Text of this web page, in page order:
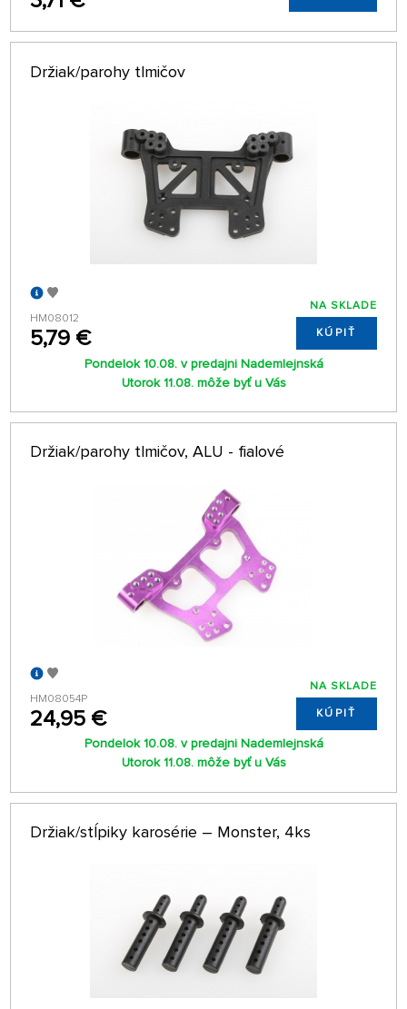
Držiak/parohy tlmičov
HM08012
5,79 €
NA SKLADE
KÚPIŤ
Pondelok 10.08. v predajni Nademlejnská
Utorok 11.08. môže byť u Vás
Držiak/parohy tlmičov, ALU - fialové
HM08054P
24,95 €
NA SKLADE
KÚPIŤ
Pondelok 10.08. v predajni Nademlejnská
Utorok 11.08. môže byť u Vás
Držiak/stĺpiky karosérie – Monster, 4ks